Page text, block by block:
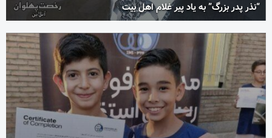
“نذر پدر بزرگ” به یاد پیر غلام اهل بیت